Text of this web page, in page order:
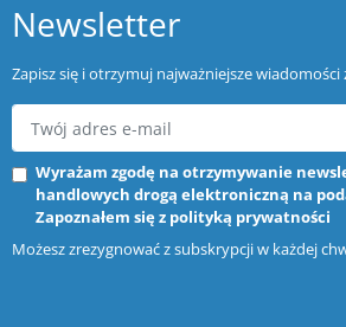
Newsletter
Zapisz się i otrzymuj najważniejsze
Wyrażam zgodę na otrzymywanie
handlowych drogą elektroniczną na
Zapoznałem się z polityką prywatności
Możesz zrezygnować z subskrypcji w każdej